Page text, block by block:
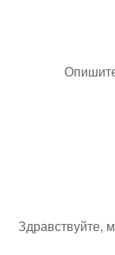
Здравствуйте,